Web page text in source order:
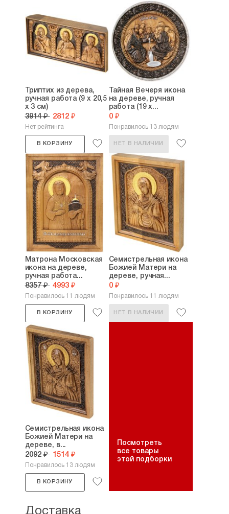
Триптих из дерева,
ручная работа (9 х 20,5
х 3 см)
3914 ₽ 2812 ₽
Нет рейтинга
В КОРЗИНУ
Тайная Вечеря икона
на дереве, ручная
работа (19 х...
0 ₽
Понравилось 13 людям
НЕТ В НАЛИЧИИ
Матрона Московская
икона на дереве,
ручная работа...
8357 ₽ 4993 ₽
Понравилось 11 людям
В КОРЗИНУ
Семистрельная икона
Божией Матери на
дереве, ручная...
0 ₽
Понравилось 11 людям
НЕТ В НАЛИЧИИ
Семистрельная икона
Божией Матери на
дереве, в...
2092 ₽ 1514 ₽
Понравилось 13 людям
В КОРЗИНУ
Посмотреть
все товары
этой подборки
Доставка